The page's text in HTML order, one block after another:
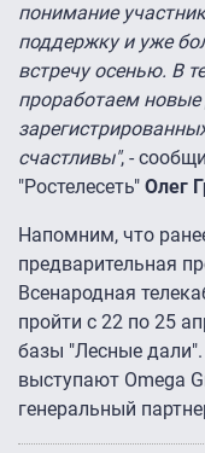
понимание
поддержку и уже
встречу осенью. В
проработаем
счастливы", -
"Ростелесеть" Олег
Напомним, что
предварительная
Всенародная
пройти с 22 по 25
базы "Лесные
выступают Omega
генеральный